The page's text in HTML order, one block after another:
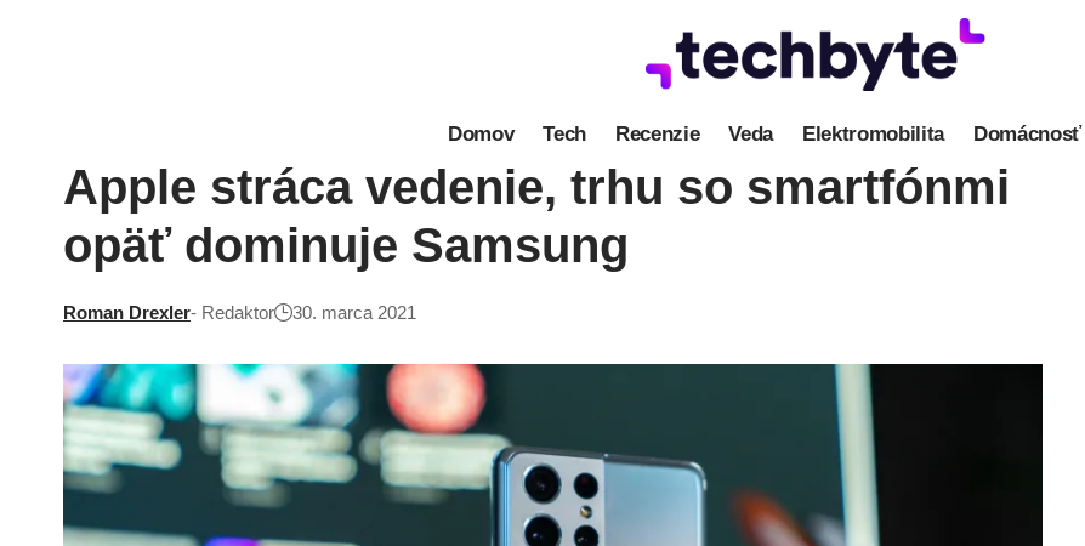
Domov Tech Recenzie Veda Elektromobilita Domácnosť
Apple stráca vedenie, trhu so smartfónmi
opäť dominuje Samsung
Roman Drexler- Redaktor 30. marca 2021